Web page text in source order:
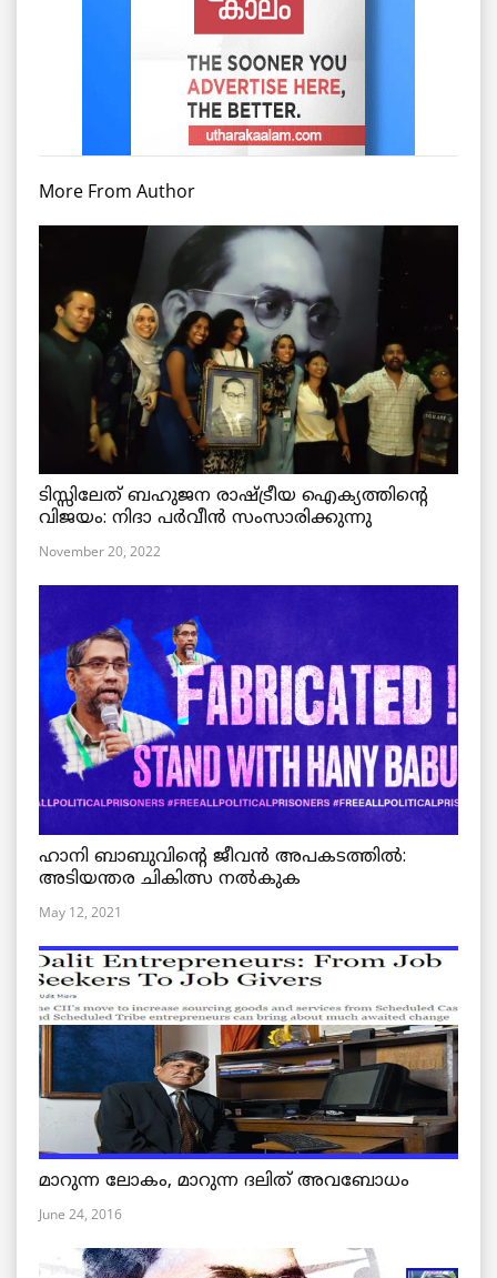
More From Author
ടിസ്സിലേത് ബഹുജന രാഷ്ട്രീയ ഐക്യത്തിന്റെ
വിജയം: നിദാ പർവീൻ സംസാരിക്കുന്നു
November 20, 2022
ഹാനി ബാബുവിന്റെ ജീവൻ അപകടത്തിൽ:
അടിയന്തര ചികിത്സ നൽകുക
May 12, 2021
മാറുന്ന ലോകം, മാറുന്ന ദലിത് അവബോധം
June 24, 2016